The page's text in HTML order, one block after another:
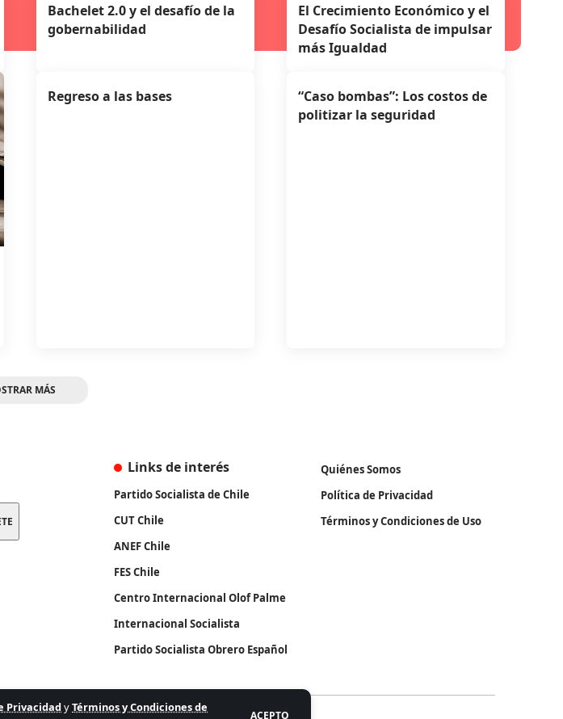
PrivacidadyTérminos y Condiciones de
ACEPTO
Bachelet 2.0 y el desafío de la
gobernabilidad
El Crecimiento Económico y el
Desafío Socialista de impulsar
más Igualdad
Regreso a las bases
“Caso bombas”: Los costos de
politizar la seguridad
MÁS
Links de interés
Partido Socialista de Chile
CUT Chile
ANEF Chile
FES Chile
Centro Internacional Olof Palme
Internacional Socialista
Partido Socialista Obrero Español
Quiénes Somos
Política de Privacidad
Términos y Condiciones de Uso